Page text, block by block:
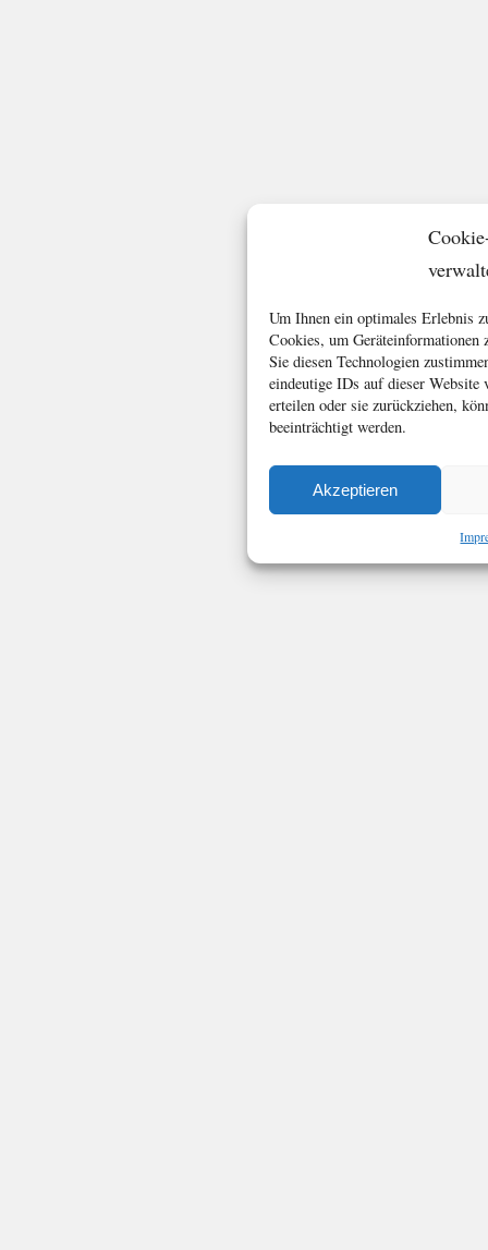
Um Ihnen ein optimales Erlebnis
Cookies, um Geräteinformationen
Sie diesen Technologien
eindeutige IDs auf dieser
erteilen oder sie zurückziehen,
beeinträchtigt werden.
Akzeptieren